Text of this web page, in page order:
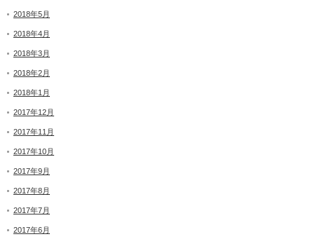
2018年5月
2018年4月
2018年3月
2018年2月
2018年1月
2017年12月
2017年11月
2017年10月
2017年9月
2017年8月
2017年7月
2017年6月